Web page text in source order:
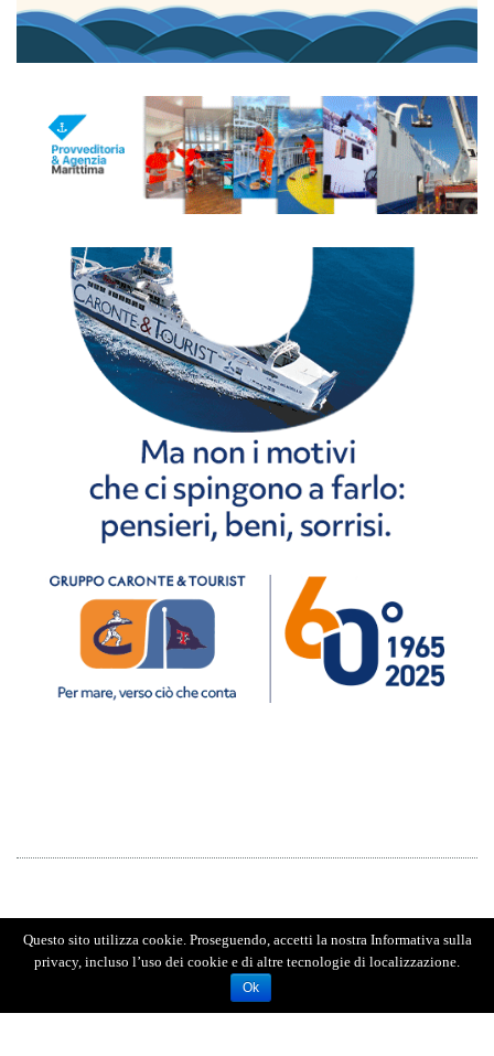
Questo sito utilizza cookie. Proseguendo, accetti la nostra Informativa sulla
privacy, incluso l’uso dei cookie e di altre tecnologie di localizzazione.
Ok